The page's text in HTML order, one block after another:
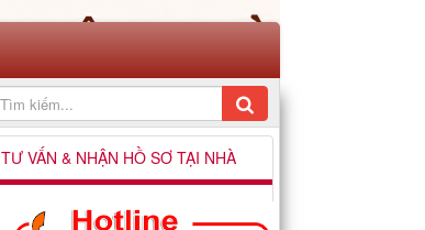
TƯ VẤN & NHẬN HỒ SƠ TẠI NHÀ